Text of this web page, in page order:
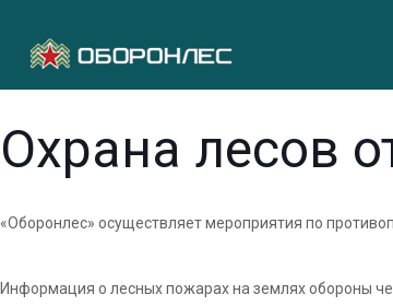
Охрана лесов
«Оборонлес» осуществляет мероприятия по
Информация о лесных пожарах на землях обороны